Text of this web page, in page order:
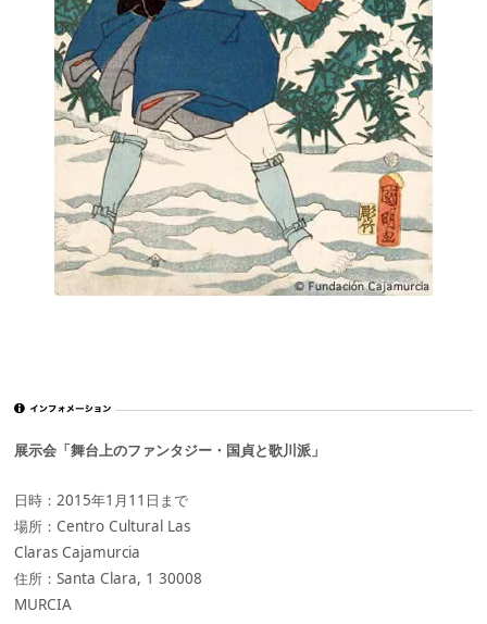
展示会「舞台上のファンタジー・国貞と歌川派」
日時：2015年1月11日まで
場所：Centro Cultural Las
Claras Cajamurcia
住所：Santa Clara, 1 30008
MURCIA